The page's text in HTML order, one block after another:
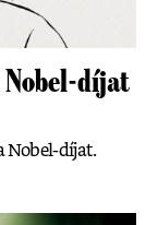
Nobel-díjat
Nobel-díjat.